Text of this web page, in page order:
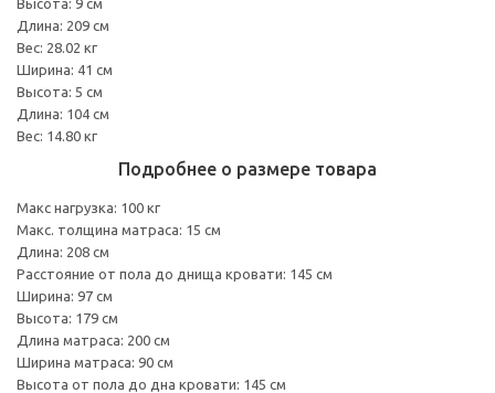
Длина: 209 см
Вес: 28.02 кг
Ширина: 41 см
Высота: 5 см
Длина: 104 см
Вес: 14.80 кг
Подробнее о размере товара
Макс нагрузка: 100 кг
Макс. толщина матраса: 15 см
Длина: 208 см
Расстояние от пола до днища кровати: 145 см
Ширина: 97 см
Высота: 179 см
Длина матраса: 200 см
Ширина матраса: 90 см
Высота от пола до дна кровати: 145 см